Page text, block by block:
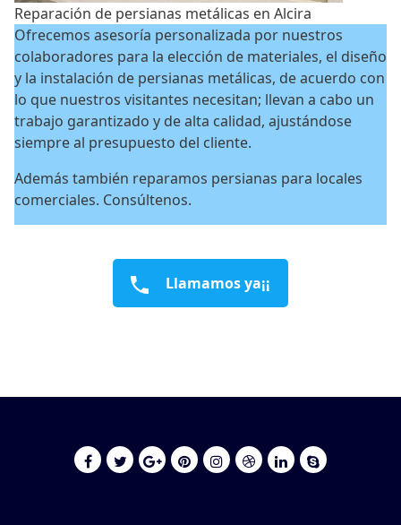
Reparación de persianas metálicas en Alcira
Ofrecemos asesoría personalizada por nuestros
colaboradores para la elección de materiales, el diseño
y la instalación de persianas metálicas, de acuerdo con
lo que nuestros visitantes necesitan; llevan a cabo un
trabajo garantizado y de alta calidad, ajustándose
siempre al presupuesto del cliente.
Además también reparamos persianas para locales
comerciales. Consúltenos.
Llamamos ya¡¡